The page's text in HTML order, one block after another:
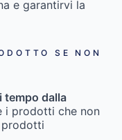
e garantirvi la
SE NON
tempo dalla
i prodotti che non
prodotti